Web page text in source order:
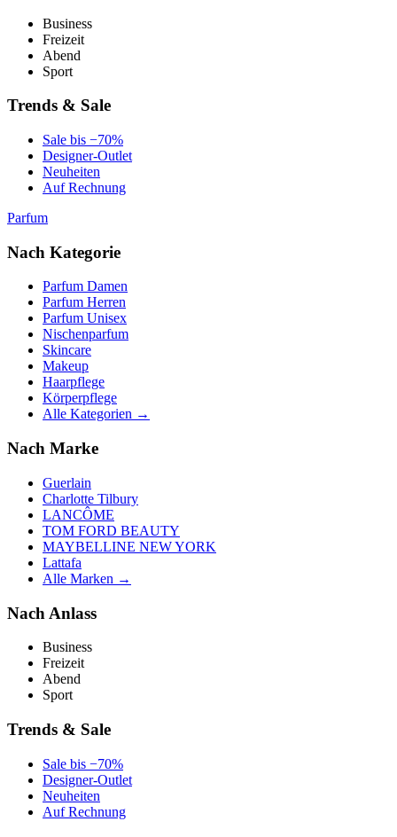
Business
Freizeit
Abend
Sport
Trends & Sale
Sale bis −70%
Designer-Outlet
Neuheiten
Auf Rechnung
Parfum
Nach Kategorie
Parfum Damen
Parfum Herren
Parfum Unisex
Nischenparfum
Skincare
Makeup
Haarpflege
Körperpflege
Alle Kategorien →
Nach Marke
Guerlain
Charlotte Tilbury
LANCÔME
TOM FORD BEAUTY
MAYBELLINE NEW YORK
Lattafa
Alle Marken →
Nach Anlass
Business
Freizeit
Abend
Sport
Trends & Sale
Sale bis −70%
Designer-Outlet
Neuheiten
Auf Rechnung